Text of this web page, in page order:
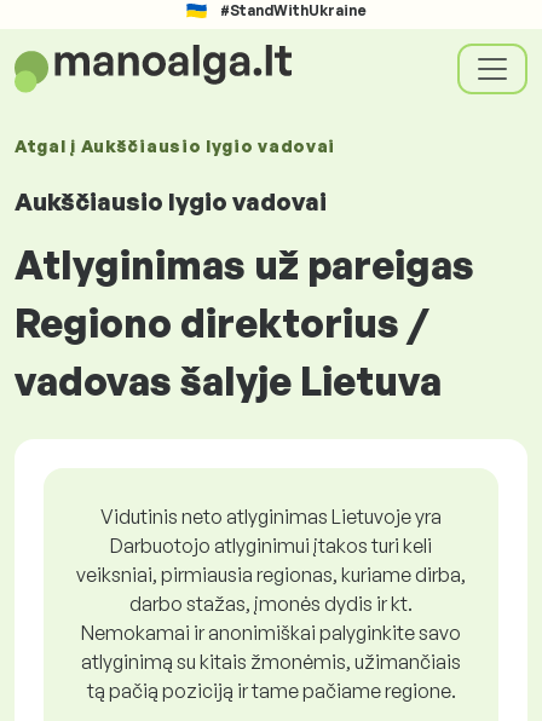
#StandWithUkraine
Atgal į Aukščiausio lygio vadovai
Aukščiausio lygio vadovai
Atlyginimas už pareigas
Regiono direktorius /
vadovas šalyje Lietuva
Vidutinis neto atlyginimas Lietuvoje yra
Darbuotojo atlyginimui įtakos turi keli
veiksniai, pirmiausia regionas, kuriame dirba,
darbo stažas, įmonės dydis ir kt.
Nemokamai ir anonimiškai palyginkite savo
atlyginimą su kitais žmonėmis, užimančiais
tą pačią poziciją ir tame pačiame regione.